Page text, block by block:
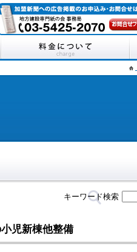
キーワード検索
児新棟他整備